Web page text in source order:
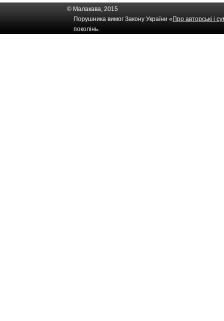
© Малакава, 2015
Порушника вимог Закону України « Про авторські і
поколінь.